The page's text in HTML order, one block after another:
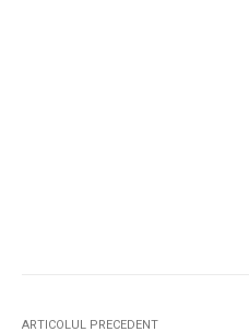
ARTICOLUL PRECEDENT